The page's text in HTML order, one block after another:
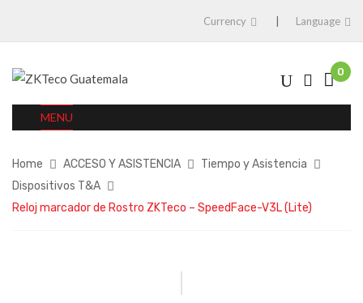
Currency Language
0
MENU
Home ACCESO Y ASISTENCIA
Tiempo y Asistencia
Dispositivos T&A
Reloj marcador de Rostro ZKTeco – SpeedFace-V3L (Lite)